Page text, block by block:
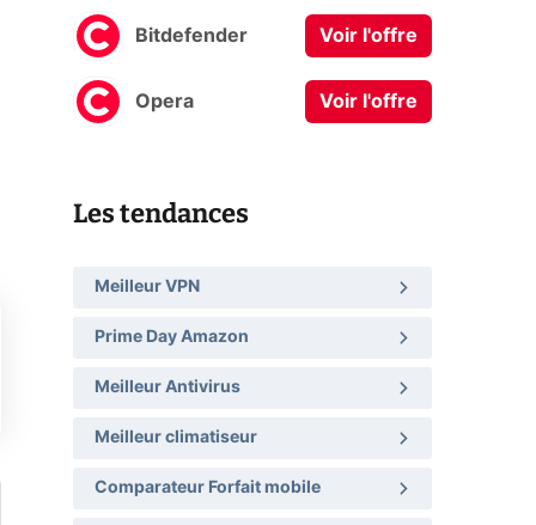
Bitdefender Voir l'offre
Opera Voir l'offre
Les tendances
Meilleur VPN
Prime Day Amazon
Meilleur Antivirus
Meilleur climatiseur
Comparateur Forfait mobile